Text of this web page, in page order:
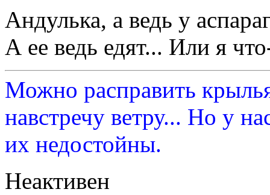
Андулька, а ведь у
А ее ведь едят... Или я
Можно расправить крылья
навстречу ветру... Но у
их недостойны.
Неактивен